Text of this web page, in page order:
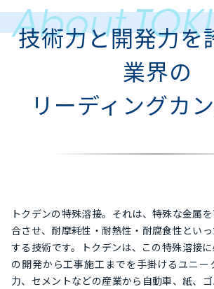
技術力と開発力を
業界の
リーディングカ
トクデンの特殊溶接。それは、特殊な金属
合させ、耐摩耗性・耐熱性・耐腐食性とい
する技術です。トクデンは、この特殊溶接
の開発から工事施工までを手掛けるユニー
力、セメントなどの産業から自動車、紙、